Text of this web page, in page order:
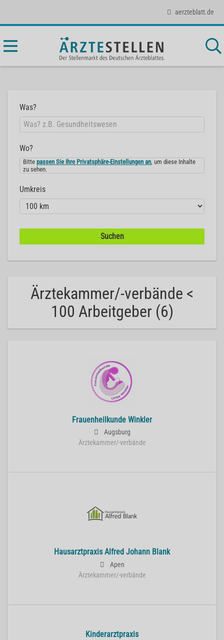
aerzteblatt.de
Was?
Wo?
Bittepassen Sie Ihre Privatsphäre-Einstellungen an , um diese Inhalte
zu sehen.
Umkreis
Ärztekammer/-verbände <
100 Arbeitgeber (6)
Frauenheilkunde Winkler
Augsburg
Ärztekammer/-verbände
Hausarztpraxis Alfred Johann Blank
Apen
Ärztekammer/-verbände
Kinderarztpraxis